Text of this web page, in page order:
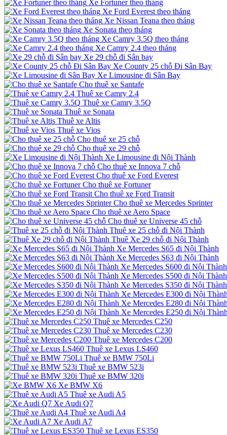
Xe Fortuner theo tháng
Xe Ford Everest theo tháng
Xe Nissan Teana theo tháng
Xe Sonata theo tháng
Xe Camry 3.5Q theo tháng
Xe Camry 2.4 theo tháng
Xe 29 chỗ đi Sân bay
Xe County 25 chỗ Đi Sân Bay
Xe Limousine đi Sân Bay
Cho thuê xe Santafe
Thuê xe Camry 2.4
Thuê xe Camry 3.5Q
Thuê xe Sonata
Thuê xe Altis
Thuê xe Vios
Cho thuê xe 25 chỗ
Cho thuê xe 29 chỗ
Xe Limousine đi Nội Thành
Cho thuê xe Innova 7 chỗ
Cho thuê xe Ford Everest
Cho thuê xe Fortuner
Cho thuê xe Ford Transit
Cho thuê xe Mercedes Sprinter
Cho thuê xe Aero Space
Cho thuê xe Universe 45 chỗ
Thuê xe 25 chỗ đi Nội Thành
Thuê Xe 29 chỗ đi Nội Thành
Xe Mercedes S65 đi Nội Thành
Xe Mercedes S63 đi Nội Thành
Xe Mercedes S600 đi Nội Thành
Xe Mercedes S500 đi Nội Thành
Xe Mercedes S350 đi Nội Thành
Xe Mercedes E300 đi Nội
Xe Mercedes E280 đi Nội
Xe Mercedes E250 đi Nội
Thuê xe Mercedes C250
Thuê xe Mercedes C230
Thuê xe Mercedes C200
Thuê xe Lexus LS460
Thuê xe BMW 750Li
Thuê xe BMW 523i
Thuê xe BMW 320i
Xe BMW X6
Thuê xe Audi A5
Xe Audi Q7
Thuê xe Audi A4
Xe Audi A7
Thuê xe Lexus ES350